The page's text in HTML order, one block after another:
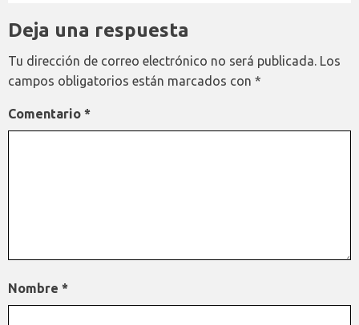
Deja una respuesta
Tu dirección de correo electrónico no será publicada. Los
campos obligatorios están marcados con *
Comentario *
Nombre *